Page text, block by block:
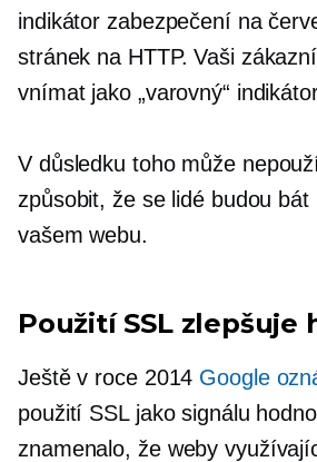
indikátor zabezpečení na
stránek na HTTP. Vaši
vnímat jako „varovný“
V důsledku toho může
způsobit, že se lidé budou bát
vašem webu.
Použití SSL zlepšuje
Ještě v roce 2014 Google
použití SSL jako signálu
znamenalo, že weby